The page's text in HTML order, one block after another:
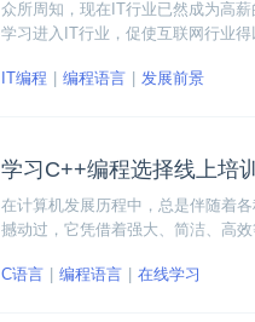
众所周知，现在IT行业已然成为高
学习进入IT行业，促使互联网行业
IT编程 编程语言 发展前景
学习C++编程选择线上培
在计算机发展历程中，总是伴随着
撼动过，它凭借着强大、简洁、高
博学谷为例，为大家分析一下在线
C语言 编程语言 在线学习